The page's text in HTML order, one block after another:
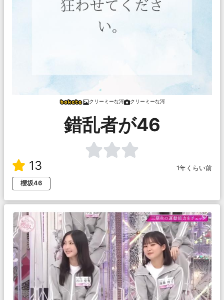
クリーミーな河 クリーミーな河
錯乱者が46
13
1年くらい前
櫻坂46